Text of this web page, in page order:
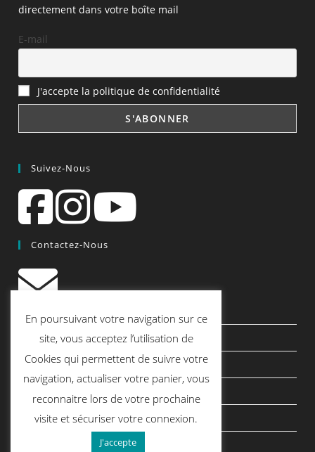
directement dans votre boîte mail
E-mail
J'accepte la politique de confidentialité
Suivez-Nous
Contactez-Nous
contact@quiscrap.fr
Les Fiches Techniques et les Tutos
Le Blog
Conditions générales de vente
Mentions légales
Politique de confidentialité
En poursuivant votre navigation sur ce
site, vous acceptez l’utilisation de
Cookies qui permettent de suivre votre
navigation, actualiser votre panier, vous
reconnaitre lors de votre prochaine
visite et sécuriser votre connexion.
J'accepte